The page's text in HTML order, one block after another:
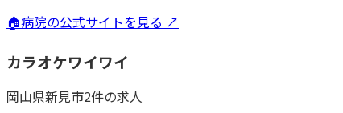
🏠病院の公式サイトを見る ↗
カラオケワイワイ
岡山県新見市2件の求人